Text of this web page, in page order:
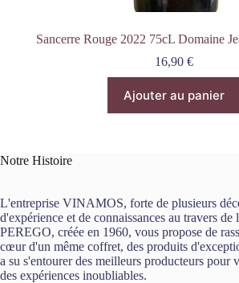
Sancerre Rouge 2022 75cL Domaine
16,90€
Ajouter au panier
Notre Histoire
L'entreprise VINAMOS, forte de plusieurs
d'expérience et de connaissances au travers de
PEREGO, créée en 1960, vous propose de
cœur d'un même coffret, des produits
a su s'entourer des meilleurs producteurs pour
des expériences inoubliables.